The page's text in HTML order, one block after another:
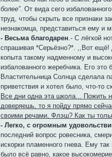
более”. От вида сего
труд, чтобы скрыть все признаки
незнакомца, представиться ему и
- Весьма благодарен.- С лёгкой
спрашивая *Серьёзно?*. ,,Вот ещё!
копыта такому надменному и
избалованного жеребчика. Его это
Властительница Солнца сделала
приветствия и хотел было, что-то
Все дни одна эта школа...
доверяешь, то я пойду прямо
своими речами, Флэш? Как ты
- Легко, с огромным
последний вопрос ровесника,
искорки пламенного гнева. Ему
было всё равно, какое